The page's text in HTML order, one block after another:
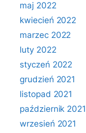
maj 2022
kwiecień 2022
marzec 2022
luty 2022
styczeń 2022
grudzień 2021
listopad 2021
październik 2021
wrzesień 2021